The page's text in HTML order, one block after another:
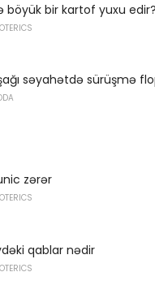
böyük bir kartof yuxu edir?
səyahətdə sürüşmə
zərər
qablar nədir